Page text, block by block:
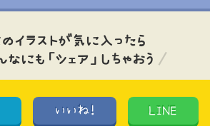
のイラストが気に入ったら
なにも「シェア」しちゃおう
いいね! LINE